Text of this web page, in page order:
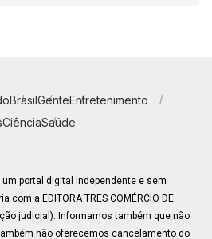
BrasilGenteEntretenimento
CiênciaSaúde
um portal digital independente e sem
a EDITORA TRES COMÉRCIO DE
judicial). Informamos também que não
não oferecemos cancelamento do